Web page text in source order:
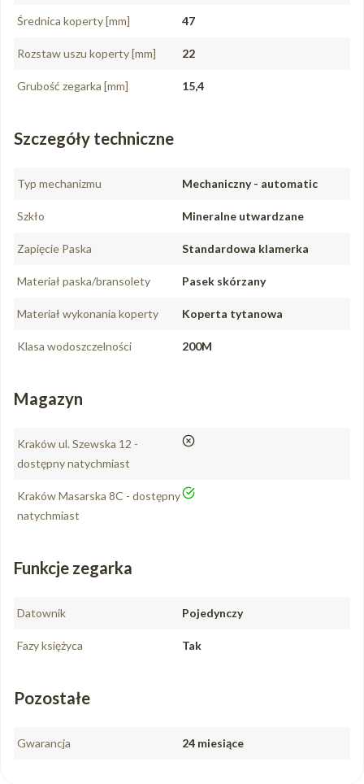
Średnica koperty [mm] 47
Rozstaw uszu koperty [mm] 22
Grubość zegarka [mm] 15,4
Szczegóły techniczne
Typ mechanizmu Mechaniczny - automatic
Szkło Mineralne utwardzane
Zapięcie Paska Standardowa klamerka
Materiał paska/bransolety Pasek skórzany
Materiał wykonania koperty Koperta tytanowa
Klasa wodoszczelności 200M
Magazyn
Kraków ul. Szewska 12 -
dostępny natychmiast
nie
Kraków Masarska 8C - dostępny
natychmiast
tak
Funkcje zegarka
Datownik Pojedynczy
Fazy księżyca Tak
Pozostałe
Gwarancja 24 miesiące